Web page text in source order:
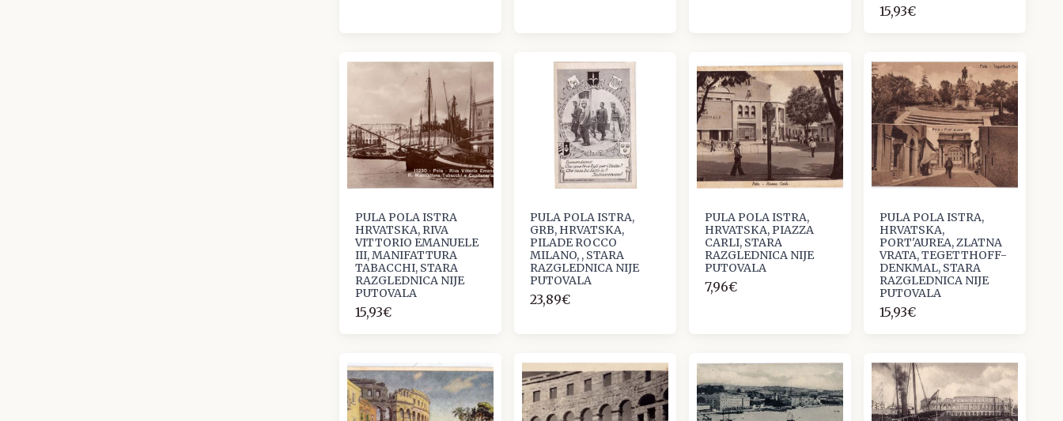
15,93€
PULA POLA ISTRA
HRVATSKA, RIVA
VITTORIO EMANUELE
III, MANIFATTURA
TABACCHI, STARA
RAZGLEDNICA NIJE
PUTOVALA
15,93€
PULA POLA ISTRA,
GRB, HRVATSKA,
PILADE ROCCO
MILANO, , STARA
RAZGLEDNICA NIJE
PUTOVALA
23,89€
PULA POLA ISTRA,
HRVATSKA, PIAZZA
CARLI, STARA
RAZGLEDNICA NIJE
PUTOVALA
7,96€
PULA POLA ISTRA,
HRVATSKA,
PORT'AUREA, ZLATNA
VRATA, TEGETTHOFF-
DENKMAL, STARA
RAZGLEDNICA NIJE
PUTOVALA
15,93€